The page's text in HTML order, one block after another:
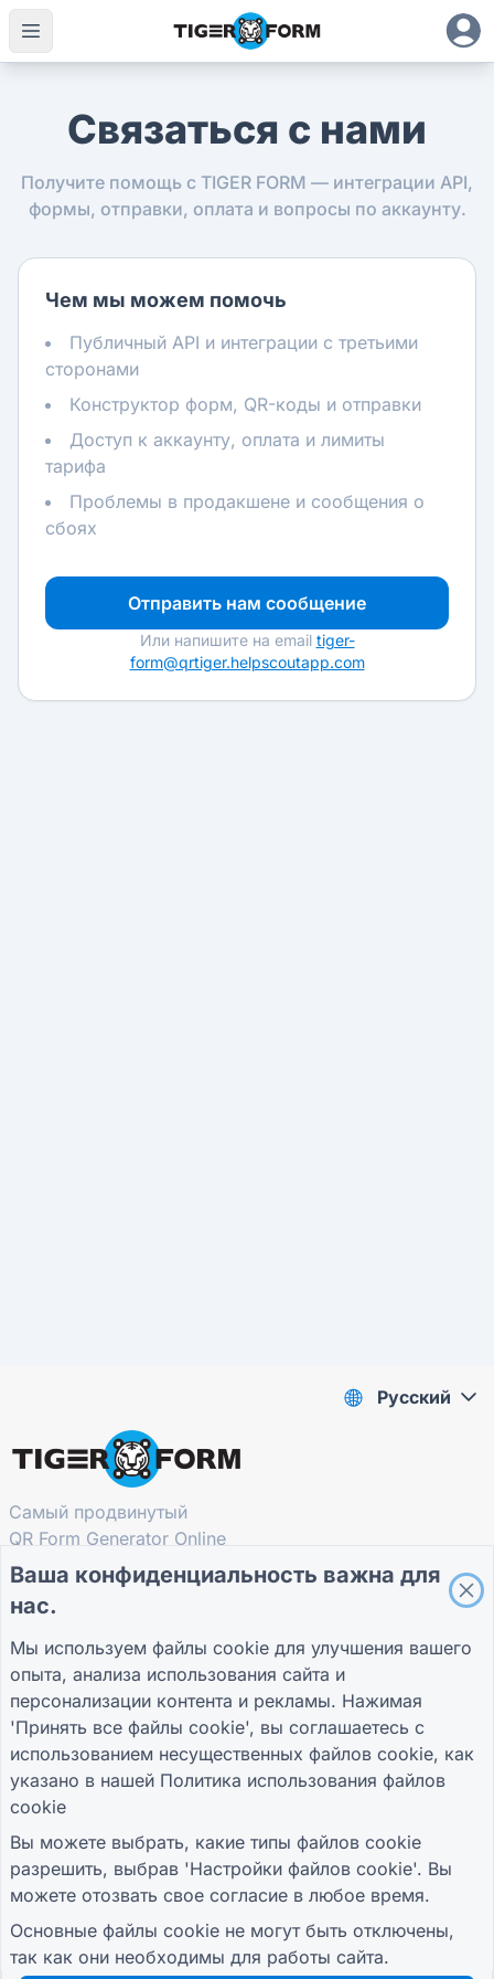
Связаться с нами
Получите помощь с TIGER FORM — интеграции API,
формы, отправки, оплата и вопросы по аккаунту.
Чем мы можем помочь
Публичный API и интеграции с третьими
сторонами
Конструктор форм, QR-коды и отправки
Доступ к аккаунту, оплата и лимиты
тарифа
Проблемы в продакшене и сообщения о
сбоях
Отправить нам сообщение
Или напишите на email tiger-
form@qrtiger.helpscoutapp.com
Самый продвинутый
QR Form Generator Online
ОСТАВАЙТЕСЬ В КУРСЕ
узнавайте первыми об акциях,
обновлениях и советах.
РЕСУРСЫ
Форма опроса для розничной торговли
Регистрационная форма студента
Форма продвижения для рекламы
Форма оценки мероприятия
Форма здравоохранения
Форма системы заказа ресторана
Pусский
Ваша конфиденциальность важна для
нас.
Мы используем файлы cookie для улучшения вашего
опыта, анализа использования сайта и
персонализации контента и рекламы. Нажимая
'Принять все файлы cookie', вы соглашаетесь с
использованием несущественных файлов cookie, как
указано в нашей Политика использования файлов
cookie
Вы можете выбрать, какие типы файлов cookie
разрешить, выбрав 'Настройки файлов cookie'. Вы
можете отозвать свое согласие в любое время.
Основные файлы cookie не могут быть отключены,
так как они необходимы для работы сайта.